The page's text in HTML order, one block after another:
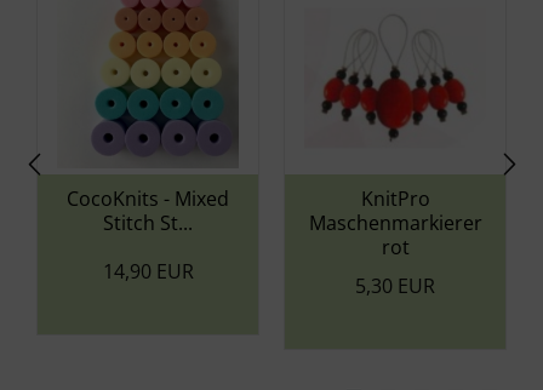
CocoKnits - Mixed
Stitch St...
14,90 EUR
KnitPro
Maschenmarkierer
rot
5,30 EUR